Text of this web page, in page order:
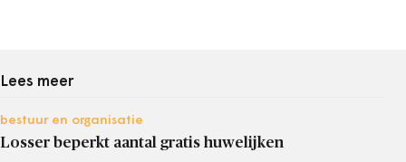
Lees meer
bestuur en organisatie
Losser beperkt aantal gratis huwelijken